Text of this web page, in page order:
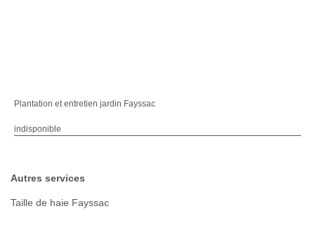
Plantation et entretien jardin Fayssac
indisponible
Autres services
Taille de haie Fayssac